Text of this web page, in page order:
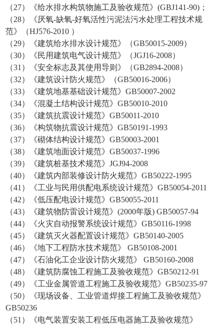
（27）《给水排水构筑物施工及验收规范》(GBJ141-90)；
（28）《厌氧-缺氧-好氧活性污泥法污水处理工程技术规
范》（HJ576-2010 ）
（29）《建筑给水排水设计规范》（GB50015-2009）
（30）《民用建筑电气设计规范》（JGJ16-2008）
（31）《安全标志及其使用导则》（GB2894-2008）
（32）《建筑设计防火规范》（GB50016-2006）
（33）《建筑地基基础设计规范》GB50007-2002
（34）《混凝土结构设计规范》GB50010-2010
（35）《建筑抗震设计规范》GB50011-2010
（36）《构筑物抗震设计规范》GB50191-1993
（37）《砌体结构设计规范》GB50003-2001
（38）《建筑地面设计规范》GB50037-1996
（39）《建筑桩基技术规范》JGJ94-2008
（40）《建筑内部装修设计防火规范》GB50222-1995
（41）《工业与民用供配电系统设计规范》GB50054-2011
（42）《低压配电设计规范》GB50055-2011
（43）《建筑物防雷设计规范》(2000年版) GB50057-94
（44）《火灾自动报警系统设计规范》GB50116-1998
（45）《建筑灭火器配置设计规范》GB50140-2005
（46）《地下工程防水技术规范》 GB50108-2001
（47）《石油化工企业设计防火规范》 GB50160-2008
（48）《建筑防腐蚀工程施工及验收规范》GB50212-91
（49）《工业金属管道工程施工及验收规范》GB50235-97
（50）《现场设备、工业管道焊接工程施工及验收规范》
GB50236
（51）《电气装置安装工程低压电器施工及验收规范》